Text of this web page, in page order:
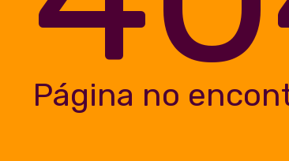
Página no